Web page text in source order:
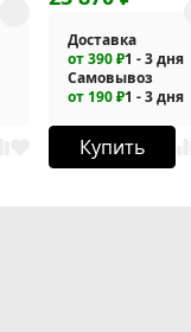
Доставка
от 390 ₽1 - 3 дня
Самовывоз
от 190 ₽1 - 3 дня
Купить